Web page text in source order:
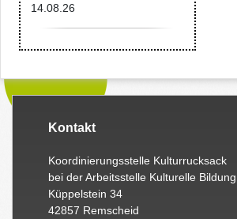
14.08.26
Kontakt
Koordinierungsstelle Kulturrucksack
bei der Arbeitsstelle Kulturelle
Küppelstein 34
42857 Remscheid